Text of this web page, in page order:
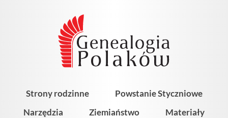
Strony rodzinne
Powstanie Styczniowe
Narzędzia
Ziemiaństwo
Materiały